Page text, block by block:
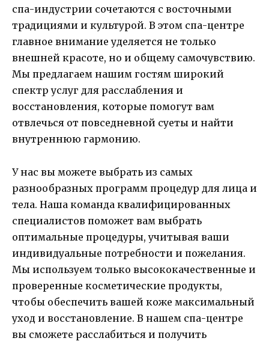
спа-индустрии сочетаются с восточными
традициями и культурой. В этом спа-центре
главное внимание уделяется не только
внешней красоте, но и общему самочувствию.
Мы предлагаем нашим гостям широкий
спектр услуг для расслабления и
восстановления, которые помогут вам
отвлечься от повседневной суеты и найти
внутреннюю гармонию.
У нас вы можете выбрать из самых
разнообразных программ процедур для лица и
тела. Наша команда квалифицированных
специалистов поможет вам выбрать
оптимальные процедуры, учитывая ваши
индивидуальные потребности и пожелания.
Мы используем только высококачественные и
проверенные косметические продукты,
чтобы обеспечить вашей коже максимальный
уход и восстановление. В нашем спа-центре
вы сможете расслабиться и получить